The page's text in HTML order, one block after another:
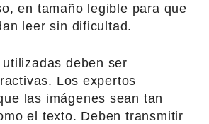
en tamaño legible para que
leer sin dificultad.
deben ser
Los expertos
las imágenes sean tan
el texto. Deben transmitir